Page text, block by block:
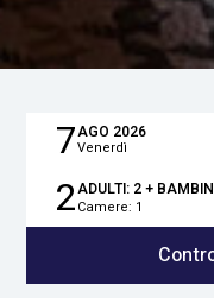
7AGO 2026
Venerdì
Totale
2ADULTI: 2+
Camere: 1